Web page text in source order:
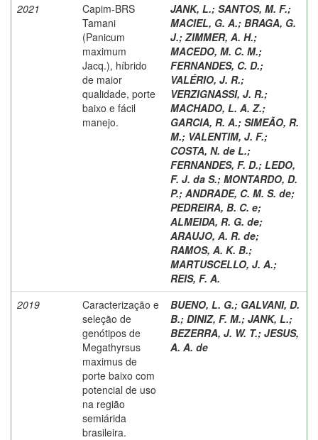
2021
Capim-BRS
Tamani
(Panicum
maximum
Jacq.), híbrido
de maior
qualidade, porte
baixo e fácil
manejo.
JANK, L.; SANTOS, M. F.;
MACIEL, G. A.; BRAGA, G.
J.; ZIMMER, A. H.;
MACEDO, M. C. M.;
FERNANDES, C. D.;
VALÉRIO, J. R.;
VERZIGNASSI, J. R.;
MACHADO, L. A. Z.;
GARCIA, R. A.; SIMEÃO, R.
M.; VALENTIM, J. F.;
COSTA, N. de L.;
FERNANDES, F. D.; LEDO,
F. J. da S.; MONTARDO, D.
P.; ANDRADE, C. M. S. de;
PEDREIRA, B. C. e;
ALMEIDA, R. G. de;
ARAUJO, A. R. de;
RAMOS, A. K. B.;
MARTUSCELLO, J. A.;
REIS, F. A.
2019
Caracterização e
seleção de
genótipos de
Megathyrsus
maximus de
porte baixo com
potencial de uso
na região
semiárida
brasileira.
BUENO, L. G.; GALVANI, D.
B.; DINIZ, F. M.; JANK, L.;
BEZERRA, J. W. T.; JESUS,
A. A. de